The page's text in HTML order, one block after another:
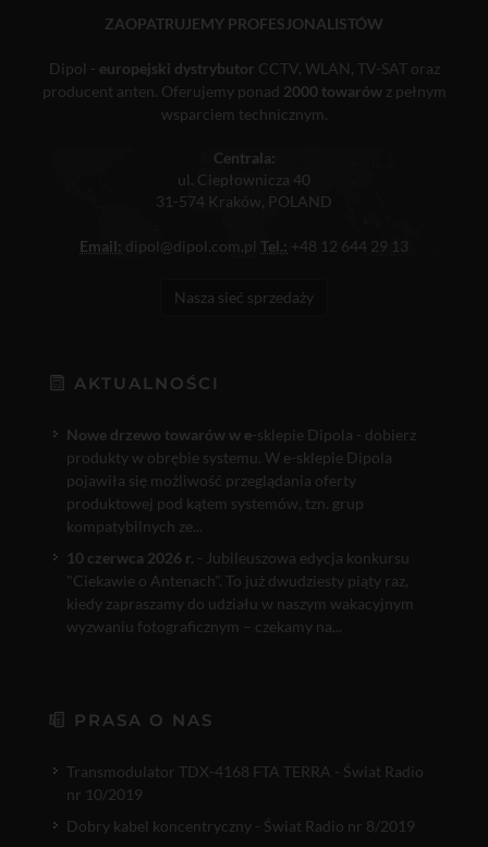
ZAOPATRUJEMY PROFESJONALISTÓW
Dipol - europejski dystrybutor CCTV, WLAN, TV-SAT oraz
producent anten. Oferujemy ponad 2000 towarówz pełnym
wsparciem technicznym.
Centrala:
ul. Ciepłownicza 40
31-574 Kraków, POLAND
Email: dipol@dipol.com.pl Tel.: +48 12 644 29 13
Nasza sieć sprzedaży
AKTUALNOŚCI
Nowe drzewo towarów w e-sklepie Dipola - dobierz
produkty w obrębie systemu. W e-sklepie Dipola
pojawiła się możliwość przeglądania oferty
produktowej pod kątem systemów, tzn. grup
kompatybilnych ze...
10 czerwca 2026 r. - Jubileuszowa edycja konkursu
"Ciekawie o Antenach". To już dwudziesty piąty raz,
kiedy zapraszamy do udziału w naszym wakacyjnym
wyzwaniu fotograficznym – czekamy na...
PRASA O NAS
Transmodulator TDX-4168 FTA TERRA - Świat Radio
nr 10/2019
Dobry kabel koncentryczny - Świat Radio nr 8/2019